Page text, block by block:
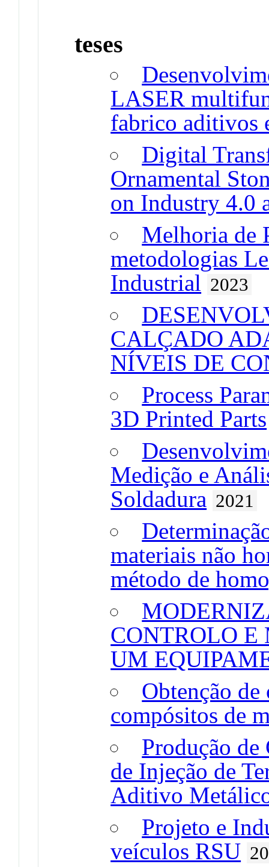
teses
LASER
fabrico aditivos
Digital
Ornamental
on Industry 4.0
Melhoria de
metodologias
Industrial 2023
CALÇADO
NÍVEIS DE
Process
3D Printed Parts
Medição e
Soldadura 2021
materiais não
método de
CONTROLO
UM
Obtenção de
compósitos de
Produção de
de Injeção de
Aditivo
Projeto e
veículos RSU